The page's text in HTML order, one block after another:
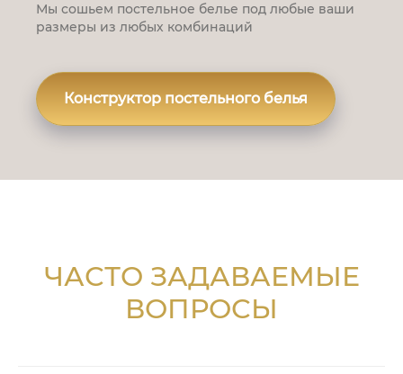
Мы сошьем постельное белье под любые ваши
размеры из любых комбинаций
Конструктор постельного белья
ЧАСТО ЗАДАВАЕМЫЕ
ВОПРОСЫ